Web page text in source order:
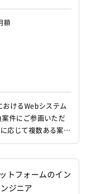
額
けるWebシステム
件にご参画いただ
応じて複数ある案件
業務系Webシステム
リーランス、案件、
トフォームのイン
ジニア